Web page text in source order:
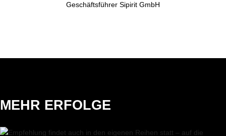
Geschäftsführer Sipirit GmbH
MEHR ERFOLGE